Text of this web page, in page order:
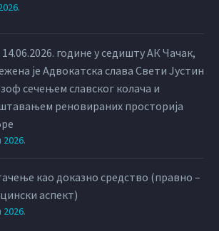
године у седишту АК Чачак,
је Адвокатска слава Свети Јустин
сечењем славског колача и
реновираних просторија
2026.
као доказно средство (правно –
аспект)
2026.